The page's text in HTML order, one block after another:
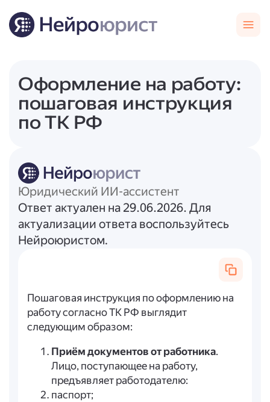
Оформление на работу:
пошаговая инструкция
по ТК РФ
Юридический ИИ-ассистент
Ответ актуален на 29.06.2026. Для
актуализации ответа воспользуйтесь
Нейроюристом.
Пошаговая инструкция по оформлению на
работу согласно ТК РФ выглядит
следующим образом:
Приём документов от работника.
Лицо, поступающее на работу,
предъявляет работодателю:
паспорт;